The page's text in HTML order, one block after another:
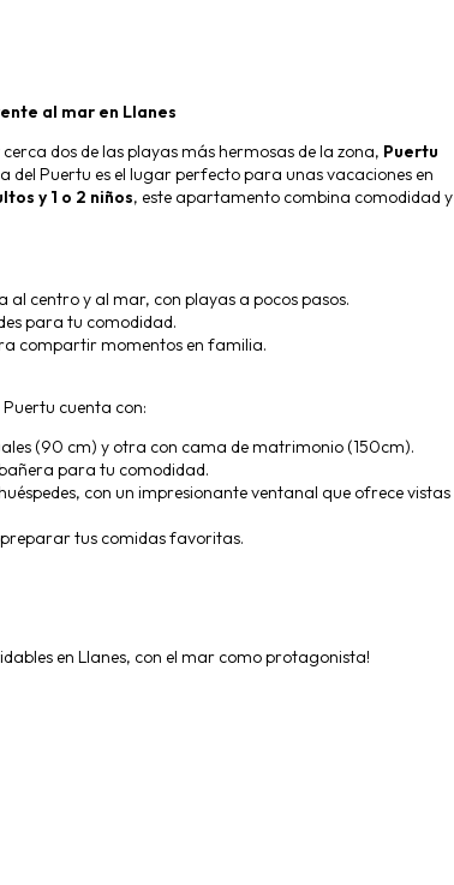
al mar en Llanes
dos de las playas más hermosas de la zona, Puertu
del Puertu es el lugar perfecto para unas vacaciones en
y 1 o 2 niños, este apartamento combina comodidad y
al centro y al mar, con playas a pocos pasos.
para tu comodidad.
compartir momentos en familia.
cuenta con:
(90 cm) y otra con cama de matrimonio (150cm).
para tu comodidad.
con un impresionante ventanal que ofrece vistas
tus comidas favoritas.
en Llanes, con el mar como protagonista!